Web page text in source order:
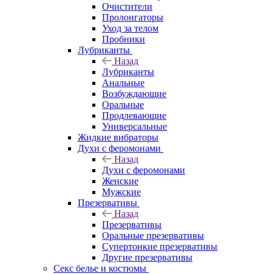
Очистители
Пролонгаторы
Уход за телом
Пробники
Лубриканты
Назад
Лубриканты
Анальные
Возбуждающие
Оральные
Продлевающие
Универсальные
Жидкие вибраторы
Духи с феромонами
Назад
Духи с феромонами
Женские
Мужские
Презервативы
Назад
Презервативы
Оральные презервативы
Супертонкие презервативы
Другие презервативы
Секс белье и костюмы